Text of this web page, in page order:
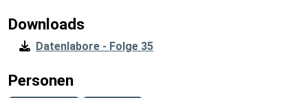
Downloads
Datenlabore - Folge 35
Personen